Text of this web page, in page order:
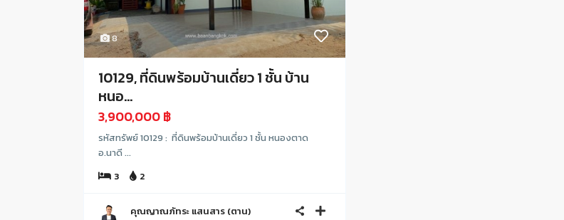
8
10129, ที่ดินพร้อมบ้านเดี่ยว 1 ชั้น บ้าน
หนอ...
3,900,000 ฿
รหัสทรัพย์ 10129 : ที่ดินพร้อมบ้านเดี่ยว 1 ชั้น หนองตาด
อ.นาดี ...
3
2
คุณญาณภัทระ แสนสาร (ตาน)